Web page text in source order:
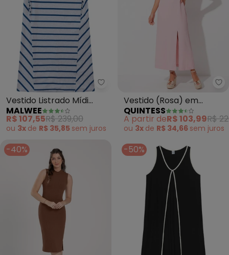
Malwee - Vestido Listrado Mídi
Vestido Listrado Mídi
(Azul )
MALWEE
R$ 107,55R$ 239,00
ou 3x de R$ 35,85 sem juros
Vestido (Rosa) em
Viscose Plana Sarjada
QUINTESS
A partir deR$ 103,99R$
ou 3x de R$ 34,66 sem juros
-40% -50%